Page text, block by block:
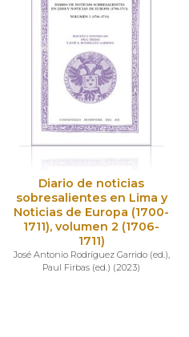
Diario de noticias
sobresalientes en Lima y
Noticias de Europa (1700-
1711), volumen 2 (1706-
1711)
José Antonio Rodríguez Garrido (ed.),
Paul Firbas (ed.) (2023)